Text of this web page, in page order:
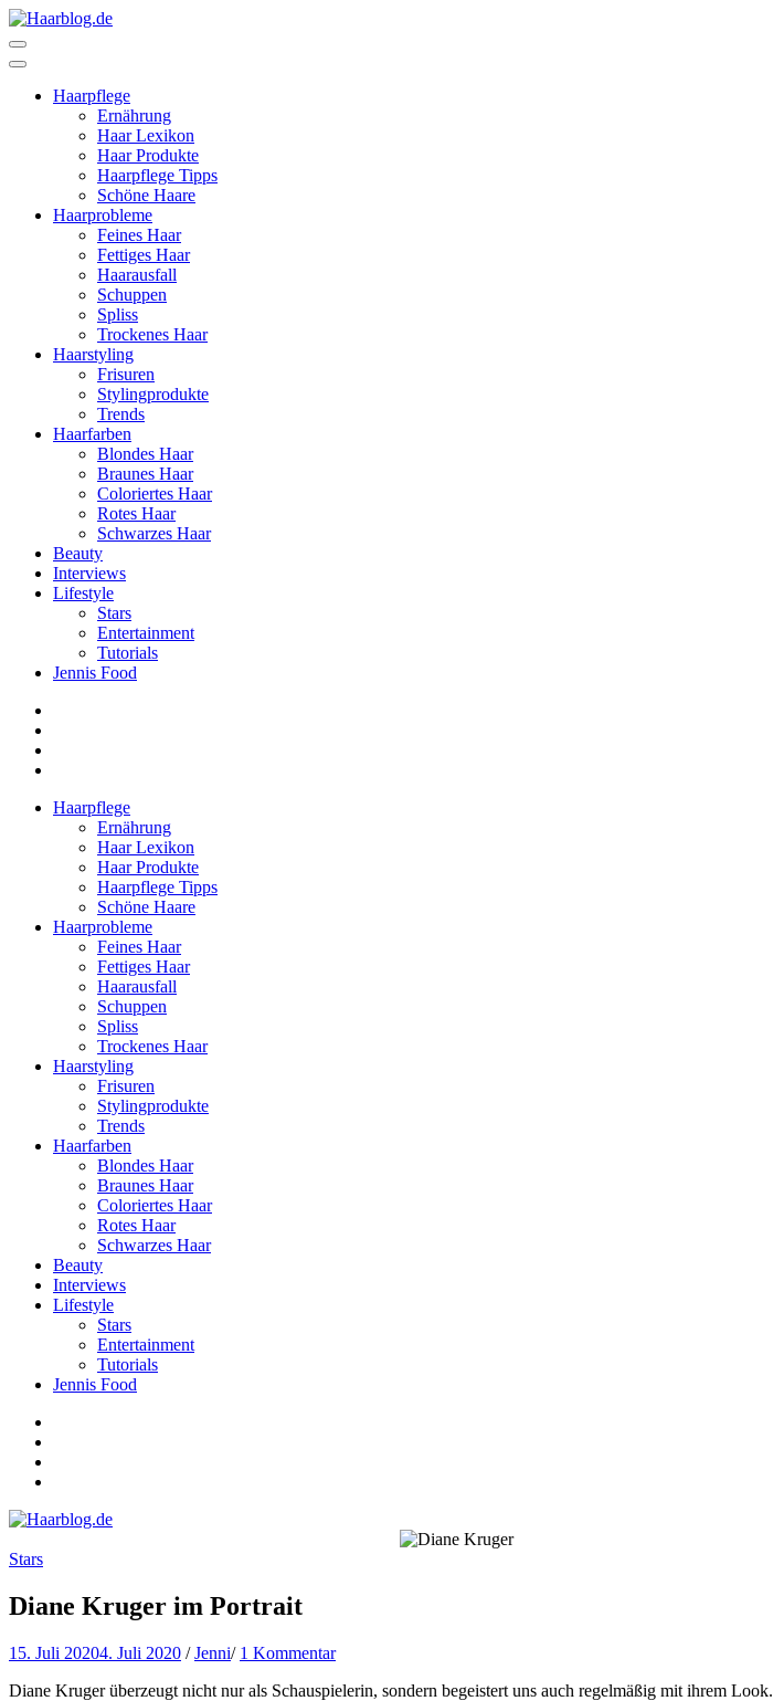
Zum
Inhalt
springen
drücken)Haarpflege
Ernährung
Haar Lexikon
Haar Produkte
Haarpflege Tipps
Schöne Haare
Haarprobleme
Feines Haar
Fettiges Haar
Haarausfall
Schuppen
Spliss
Trockenes Haar
Haarstyling
Frisuren
Stylingprodukte
Trends
Haarfarben
Blondes Haar
Braunes Haar
Coloriertes Haar
Rotes Haar
Schwarzes Haar
Beauty
Interviews
Lifestyle
Stars
Entertainment
Tutorials
Jennis Food
Haarpflege
Ernährung
Haar Lexikon
Haar Produkte
Haarpflege Tipps
Schöne Haare
Haarprobleme
Feines Haar
Fettiges Haar
Haarausfall
Schuppen
Spliss
Trockenes Haar
Haarstyling
Frisuren
Stylingprodukte
Trends
Haarfarben
Blondes Haar
Braunes Haar
Coloriertes Haar
Rotes Haar
Schwarzes Haar
Beauty
Interviews
Lifestyle
Stars
Entertainment
Tutorials
Jennis Food
Haarblog.de
Haarpflege | Haarstyling | Beauty | Entertainment
Stars
Diane Kruger im Portrait
15. Juli 20204. Juli 2020 /Jenni/ 1 Kommentar
Diane Kruger überzeugt nicht nur als Schauspielerin, sondern begeistert uns auch regelmäßig mit ihrem Look.